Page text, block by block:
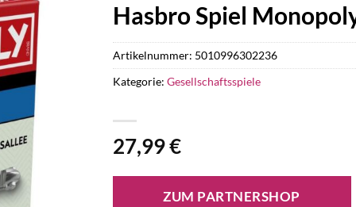
Hasbro Spiel
27,99€
ZUM PARTNERSHOP
Artikelnummer: 5010996302236
Kategorie: Gesellschaftsspiele